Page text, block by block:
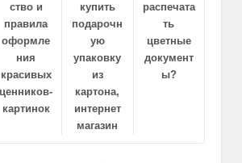
ство и
правила
оформле
ния
красивых
ценников-
картинок
купить
подарочн
ую
упаковку
из
картона,
интернет
магазин
распечата
ть
цветные
документ
ы?